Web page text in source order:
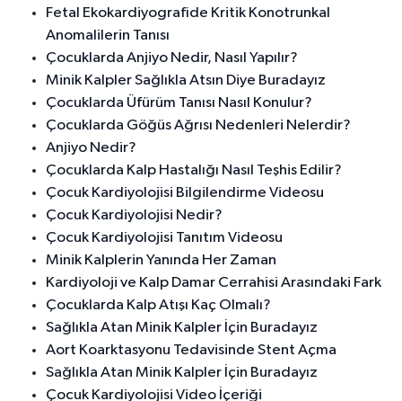
Fetal Ekokardiyografide Kritik Konotrunkal
Anomalilerin Tanısı
Çocuklarda Anjiyo Nedir, Nasıl Yapılır?
Minik Kalpler Sağlıkla Atsın Diye Buradayız
Çocuklarda Üfürüm Tanısı Nasıl Konulur?
Çocuklarda Göğüs Ağrısı Nedenleri Nelerdir?
Anjiyo Nedir?
Çocuklarda Kalp Hastalığı Nasıl Teşhis Edilir?
Çocuk Kardiyolojisi Bilgilendirme Videosu
Çocuk Kardiyolojisi Nedir?
Çocuk Kardiyolojisi Tanıtım Videosu
Minik Kalplerin Yanında Her Zaman
Kardiyoloji ve Kalp Damar Cerrahisi Arasındaki Fark
Çocuklarda Kalp Atışı Kaç Olmalı?
Sağlıkla Atan Minik Kalpler İçin Buradayız
Aort Koarktasyonu Tedavisinde Stent Açma
Sağlıkla Atan Minik Kalpler İçin Buradayız
Çocuk Kardiyolojisi Video İçeriği